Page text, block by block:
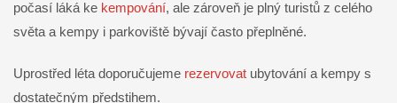
počasí láká ke kempování, ale zároveň je plný turistů z celého
světa a kempy i parkoviště bývají často přeplněné.
Uprostřed léta doporučujeme rezervovat ubytování a kempy s
dostatečným předstihem.